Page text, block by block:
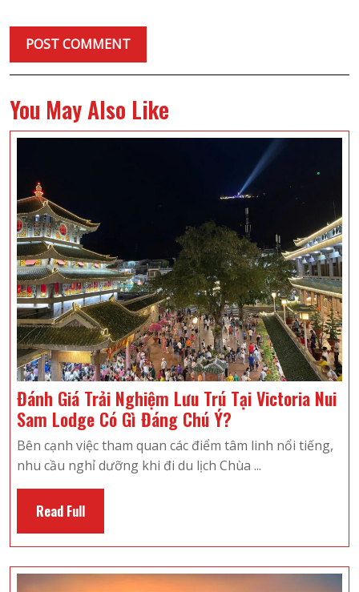
You May Also Like
Đánh Giá Trải Nghiệm Lưu Trú Tại Victoria Nui
Sam Lodge Có Gì Đáng Chú Ý? Đánh
Giá
Trải
Tại
Victoria
Nui
Bên cạnh việc tham quan các điểm tâm linh nổi tiếng,
nhu cầu nghỉ dưỡng khi đi du lịch Chùa ...
Read FullRead
Full